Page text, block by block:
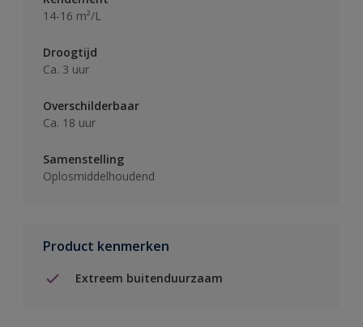
14-16 m²/L
Droogtijd
Ca. 3 uur
Overschilderbaar
Ca. 18 uur
Samenstelling
Oplosmiddelhoudend
Product kenmerken
Extreem buitenduurzaam